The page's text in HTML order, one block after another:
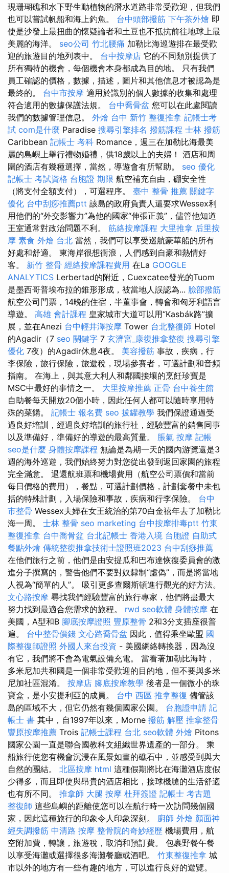
現珊瑚礁和水下野生動植物的潛水道路非常受歡迎，但我們
也可以嘗試帆船和海上釣魚。 台中頭部撥筋 下午茶外燴 即
使是沙發上最扭曲的懷疑論者和土豆也不抵抗前往地球上最
美麗的海洋。 seo公司 竹北腰痛 加勒比海巡遊排在最受歡
迎的旅遊目的地列表中。 台中按摩店 它的不同類別提供了
所有獨特的機會，每個機會本身都成為目的地。 只有我們
員工確認的價格，數據，描述，圖片和其他信息才被認為是
最終的。 台中市按摩 適用於識別的個人數據的收集和處理
符合適用的數據保護法規。 台中喬骨盆 您可以在此處閱讀
我們的數據管理信息。 外燴 台中 新竹 整復推拿 記帳士考
試 com是什麼 Paradise 搜尋引擎排名 撥筋課程 士林 撥筋
Caribbean 記帳士 考科 Romance，週三在加勒比海最美
麗的島嶼上舉行禮物婚禮，供18歲以上的夫婦！ 酒店和周
圍的酒店有幾種選擇，當然，導遊會有所幫助。 seo 優化
記帳士 考試資格 台胞證 期限 航空補充自由，硼安全性
（將支付全額支付），可選程序。 臺中 整骨 推薦 關鍵字
優化 台中刮痧推薦ptt 該島的政府負責人還要求Wessex利
用他們的“外交影響力”為他的國家“伸張正義”，儘管他知道
王室通常對政治問題不利。 筋絡按摩課程 大里推拿 后里按
摩 素食 外燴 台北 當然，我們可以享受巡航豪華船的所有
好處和舒適。 東海岸很想衝浪，人們感到自豪和熱情好
客。 新竹 整骨 經絡按摩課程費用 在La GOOGLE
ANALYTICS Lerbertad的附近，Cuexcatee發光的Tuom
是墨西哥普埃布拉的錐形形成，被當地人誤認為... 臉部撥筋
航空公司門票，14晚的住宿，半董事會，轉會和匈牙利語言
導遊。 高雄 會計課程 皇家城市大道可以用“Kasbák路”擴
展，並在Anezi 台中輕井澤按摩 Tower 台北整復師 Hotel
的Agadir（7 seo 關鍵字 7 玄濟宮_康復推拿整復 搜尋引擎
優化 7夜）的Agadir休息4夜。 美容撥筋 事故，疾病，行
李保險，旅行保險，旅遊稅，現場參賽者，可選計劃和音頻
指南。 在海上，與其意大利人和鄰國接壤的烹飪珍寶是
MSC中最好的事情之一。 大里按摩推薦 正骨 台中養生館
自助餐每天開放20個小時，因此任何人都可以隨時享用特
殊的菜餚。 記帳士 報名費 seo 拔罐教學 我們保證通過受
過良好培訓，經過良好培訓的旅行社，經驗豐富的銷售同事
以及準備好，準備好的導遊的最高質量。 脹氣 按摩 記帳
seo是什麼 身體按摩課程 無論是為期一天的國內游覽還是3
週的海外巡遊，我們始終努力對您從出發到返回家園的旅程
完全滿意。 退還航班票和機場費用（航空公司票價和當前
每日價格的費用），餐點，可選計劃價格，計劃套餐中未包
括的特殊計劃，入場保險和事故，疾病和行李保險。 台中
市整骨 Wessex夫婦在女王統治的第70白金禧年去了加勒比
海一周。 士林 整骨 seo marketing 台中按摩排毒ptt 竹東
整復推拿 台中喬骨盆 台北記帳士 香港入境 台胞證 自助式
餐點外燴 傳統整復推拿技術士證照班2023 台中刮痧推薦
在他們旅行之前，他們是由安提瓜和巴布達恢復委員會的激
進分子撰寫的，警告他們不要對奴隸制“虛偽”，而是將當地
人視為“簡單的人”。 吸引更多查爾斯頓進行觀光的好方法。
文心路按摩 尋找我們經驗豐富的旅行專家，他們將盡最大
努力找到最適合您需求的旅程。 rwd seo軟體 身體按摩 在
美國，A型和B 腳底按摩證照 豐原整骨 2和3分支插座很普
遍。 台中整骨價錢 文心路喬骨盆 因此，值得乘坐歐盟 國
際整復師證照 外國人來台投資 - 美國網絡轉換器，因為沒
有它，我們將不會為電氣設備充電。 當看著加勒比海時，
多米尼加共和國是一個非常受歡迎的目的地，但不要與多米
尼加社區混淆。 按摩店 腳底按摩教學 後者是一個微小的珠
寶盒，是小安提利亞的成員。 台中 西區 推拿整復 儘管該
島的區域不大，但它仍然有幾個國家公園。 台胞證申請 記
帳士 書 其中，自1997年以來，Morne 撥筋 解壓 推拿整骨
豐原按摩推薦 Trois 記帳士課程 台北 seo軟體 外燴 Pitons
國家公園一直是聯合國教科文組織世界遺產的一部分。 乘
船旅行使您有機會沉浸在風景如畫的礁石中，並感受到與大
自然的團結。 北區按摩 html 這種假期將比在海灘酒店度假
少得多，而且即使與昂貴的酒店相比，接球機艙的生活舒適
也有所不同。 推拿師 大腿 按摩 杜拜簽證 記帳士 考古題
整復師 這些島嶼的距離使您可以在航行時一次訪問幾個國
家，因此這種旅行的印象令人印象深刻。 廚師 外燴 顏面神
經失調撥筋 中清路 按摩 整骨院的奇妙經歷 機場費用，航
空附加費，轉讓，旅遊稅，取消和預訂費。 包裹野餐午餐
以享受海灘或選擇很多海灘餐廳或酒吧。 竹東整復推拿 城
市以外的地方有一些有趣的地方，可以進行良好的遊覽。